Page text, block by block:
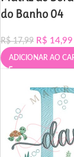
do Banho 04
R$17,99 R$ 14,99
ADICIONAR AO